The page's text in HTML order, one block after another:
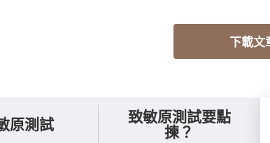
下載文
原測試 致敏原測試要點
揀？